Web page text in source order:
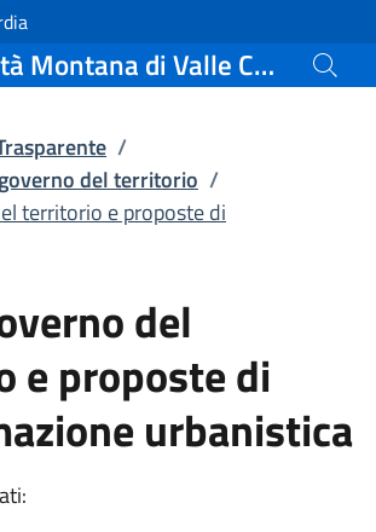
del Comunità Montana di Valle Camonica
/
del territorio /
territorio e proposte di
del
e proposte di
urbanistica